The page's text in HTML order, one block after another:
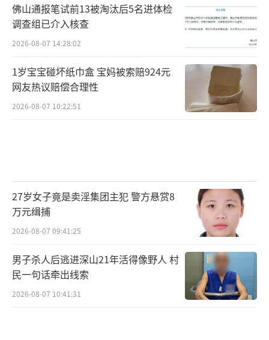
佛山通报笔试前13被淘汰后5名进体检
调查组已介入核查
2026-08-07 14:28:02
1岁宝宝碰坏纸巾盒 宝妈被索赔924元
网友热议赔偿合理性
2026-08-07 10:22:51
27岁女子竟是卖淫集团主犯 警方悬赏8
万元缉捕
2026-08-07 09:41:25
男子杀人后逃进深山21年活得像野人 村
民一句话牵出线索
2026-08-07 10:41:31